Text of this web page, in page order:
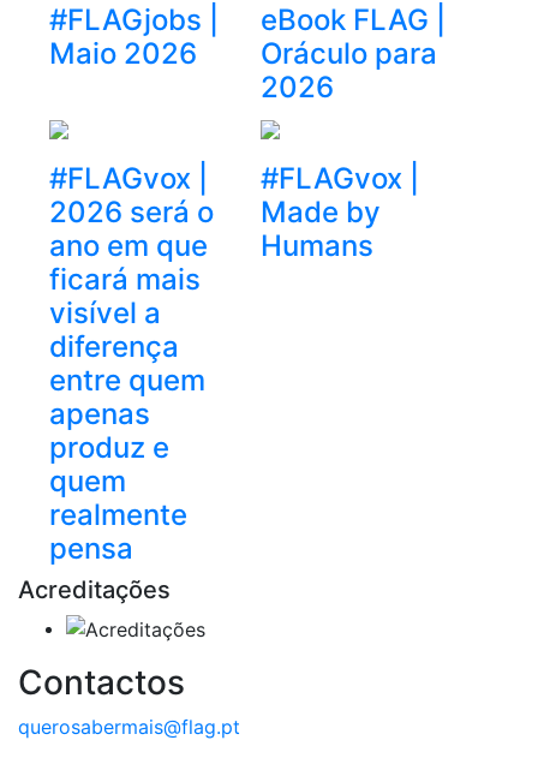
#FLAGjobs |
Maio 2026
eBook FLAG |
Oráculo para
2026
#FLAGvox |
2026 será o
ano em que
ficará mais
visível a
diferença
entre quem
apenas
produz e
quem
realmente
pensa
#FLAGvox |
Made by
Humans
Acreditações
Contactos
querosabermais@flag.pt